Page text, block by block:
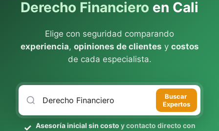
Derecho Financiero en Cali
Elige con seguridad comparando
experiencia, opiniones de clientes y costos
de cada especialista.
Buscar
Expertos
Asesoría inicial sin costo y contacto directo con